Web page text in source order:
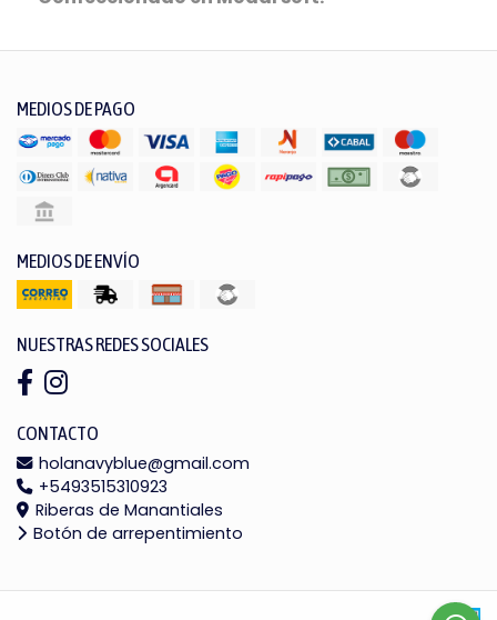
MEDIOS DE PAGO
MEDIOS DE ENVÍO
NUESTRAS REDES SOCIALES
CONTACTO
holanavyblue@gmail.com
+5493515310923
Riberas de Manantiales
Botón de arrepentimiento